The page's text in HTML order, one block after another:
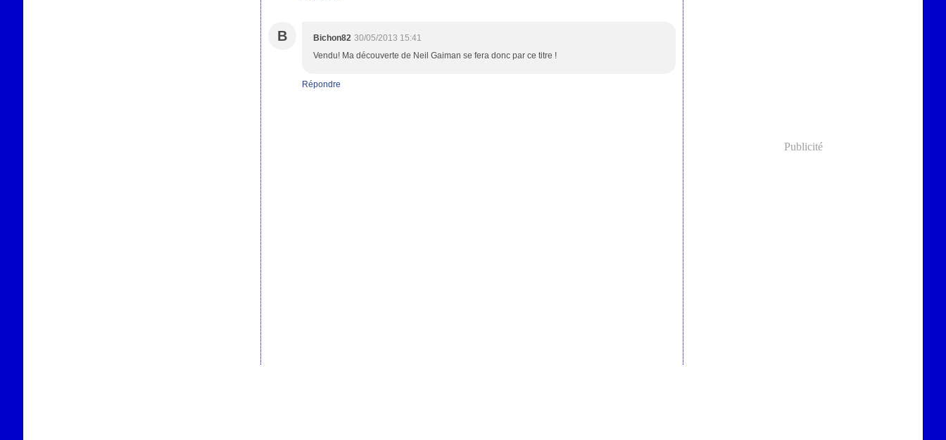
B Bichon82 30/05/2013 15:41
Vendu! Ma découverte de Neil Gaiman se fera donc par ce titre !
Répondre
Publicité